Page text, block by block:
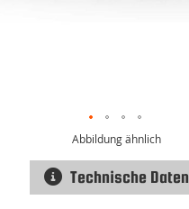
Abbildung ähnlich
Technische Daten